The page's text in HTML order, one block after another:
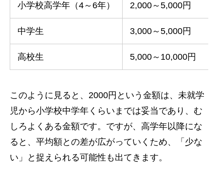
小学校高学年（4～6年） 2,000～5,000円
中学生 3,000～5,000円
高校生 5,000～10,000円
このように見ると、2000円という金額は、未就学
児から小学校中学年くらいまでは妥当であり、む
しろよくある金額です。ですが、高学年以降にな
ると、平均額との差が広がっていくため、「少な
い」と捉えられる可能性も出てきます。